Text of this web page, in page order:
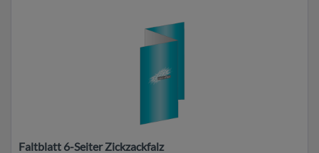
Faltblatt 6-Seiter Zickzackfalz